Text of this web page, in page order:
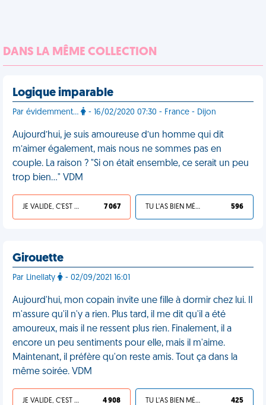
DANS LA MÊME COLLECTION
Logique imparable
Par évidemment... - 16/02/2020 07:30 - France - Dijon
Aujourd’hui, je suis amoureuse d’un homme qui dit
m’aimer également, mais nous ne sommes pas en
couple. La raison ? "Si on était ensemble, ce serait un peu
trop bien…" VDM
JE VALIDE, C'EST UNE VDM 7 067 TU L'AS BIEN MÉRITÉ 596
Girouette
Par Linellaty - 02/09/2021 16:01
Aujourd'hui, mon copain invite une fille à dormir chez lui. Il
m'assure qu'il n'y a rien. Plus tard, il me dit qu'il a été
amoureux, mais il ne ressent plus rien. Finalement, il a
encore un peu sentiments pour elle, mais il m'aime.
Maintenant, il préfère qu'on reste amis. Tout ça dans la
même soirée. VDM
JE VALIDE, C'EST UNE VDM 4 908 TU L'AS BIEN MÉRITÉ 425